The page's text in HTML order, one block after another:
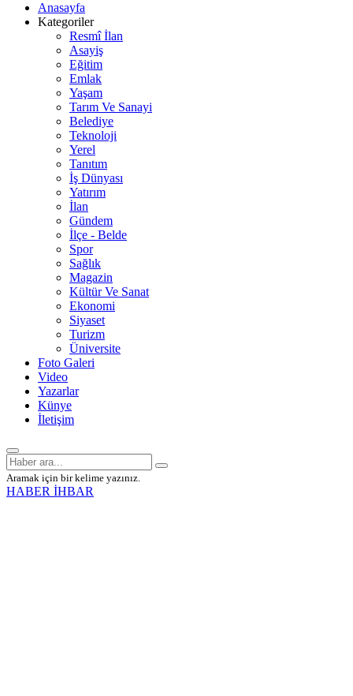
Anasayfa
Kategoriler
Resmî İlan
Asayiş
Eğitim
Emlak
Yaşam
Tarım Ve Sanayi
Belediye
Teknoloji
Yerel
Tanıtım
İş Dünyası
Yatırım
İlan
Gündem
İlçe - Belde
Spor
Sağlık
Magazin
Kültür Ve Sanat
Ekonomi
Siyaset
Turizm
Üniversite
Foto Galeri
Video
Yazarlar
Künye
İletişim
Aramak için bir kelime yazınız.
HABER İHBAR